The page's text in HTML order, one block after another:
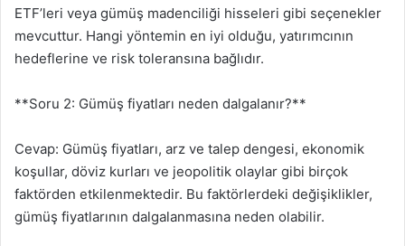
ETF’leri veya gümüş madenciliği hisseleri gibi seçenekler
mevcuttur. Hangi yöntemin en iyi olduğu, yatırımcının
hedeflerine ve risk toleransına bağlıdır.
**Soru 2: Gümüş fiyatları neden dalgalanır?**
Cevap: Gümüş fiyatları, arz ve talep dengesi, ekonomik
koşullar, döviz kurları ve jeopolitik olaylar gibi birçok
faktörden etkilenmektedir. Bu faktörlerdeki değişiklikler,
gümüş fiyatlarının dalgalanmasına neden olabilir.